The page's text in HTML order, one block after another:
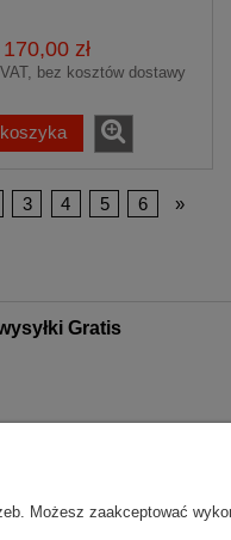
170,00 zł
bez kosztów dostawy
3 4 5 6 »
Gratis
Możesz zaakceptować